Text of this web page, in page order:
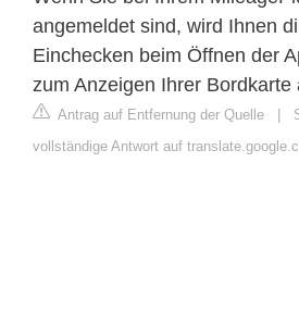
angemeldet sind, wird Ihnen
Einchecken beim Öffnen der
zum Anzeigen Ihrer Bordkarte
Antrag auf Entfernung der Quelle
vollständige Antwort auf